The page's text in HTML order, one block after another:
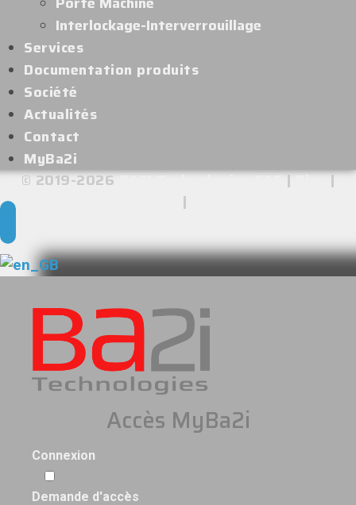
Interlockage-Interverrouillage
Services
Documentation produits
Société
Actualités
Contact
MyBa2i
© 2019-2026BA2I Technologies SAS|Plan|
|
Accès MyBa2i
Connexion
Demande d'accès